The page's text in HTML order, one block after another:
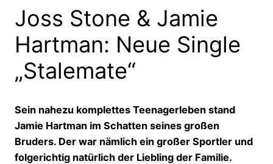
Joss Stone & Jamie
Hartman: Neue Single
„Stalemate“
Sein nahezu komplettes Teenagerleben stand
Jamie Hartman im Schatten seines großen
Bruders. Der war nämlich ein großer Sportler und
folgerichtig natürlich der Liebling der Familie.